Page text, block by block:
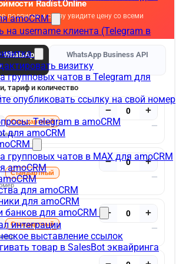
amoCRM
на username клиента (Telegram в
визитку
групповых чатов в Telegram для
опубликовать ссылку на свой номер
Telegram в amoCRM
для amoCRM
групповых чатов в MAX для amoCRM
amoCRM
для amoCRM
для amoCRM
банков для amoCRM
интеграции
выставление ссылок
товар в SalesBot эквайринга